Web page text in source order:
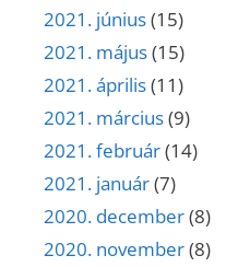
2021. június(15)
2021. május(15)
2021. április(11)
2021. március(9)
2021. február(14)
2021. január(7)
2020. december(8)
2020. november(8)